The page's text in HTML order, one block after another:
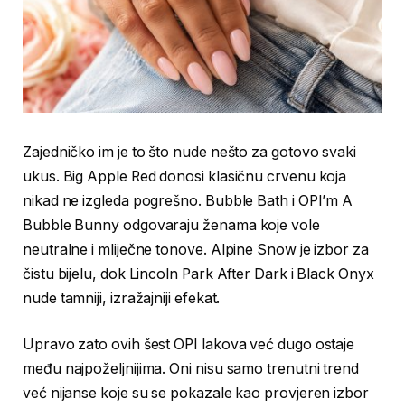
Zajedničko im je to što nude nešto za gotovo svaki
ukus. Big Apple Red donosi klasičnu crvenu koja
nikad ne izgleda pogrešno. Bubble Bath i OPI’m A
Bubble Bunny odgovaraju ženama koje vole
neutralne i mliječne tonove. Alpine Snow je izbor za
čistu bijelu, dok Lincoln Park After Dark i Black Onyx
nude tamniji, izražajniji efekat.
Upravo zato ovih šest OPI lakova već dugo ostaje
među najpoželjnijima. Oni nisu samo trenutni trend
već nijanse koje su se pokazale kao provjeren izbor